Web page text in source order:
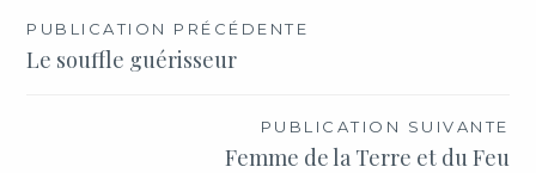
PUBLICATION PRÉCÉDENTE
Le souffle guérisseur
PUBLICATION SUIVANTE
Femme de la Terre et du Feu